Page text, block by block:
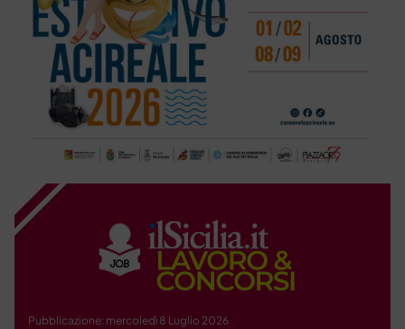
Pubblicazione: mercoledì 8 Luglio 2026